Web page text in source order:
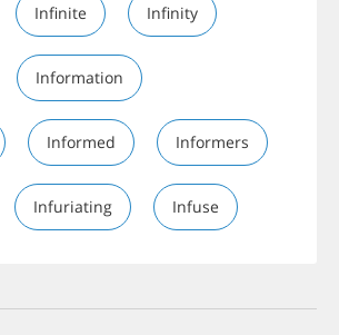
Infinite Infinity
Information
Informed Informers
Infuriating Infuse